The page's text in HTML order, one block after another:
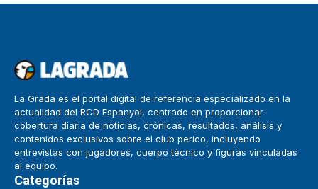
La Grada es el portal digital de referencia especializado en la
actualidad del RCD Espanyol, centrado en proporcionar
cobertura diaria de noticias, crónicas, resultados, análisis y
contenidos exclusivos sobre el club perico, incluyendo
entrevistas con jugadores, cuerpo técnico y figuras vinculadas
al equipo.
Categorías